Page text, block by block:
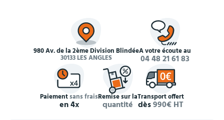
980 Av. de la 2ème Division Blindée
30133 LES ANGLES
À votre écoute au
04 48 21 61 83
Paiementsans frais
en 4x
Remise sur la
quantité
Transport offert
dès990€ HT